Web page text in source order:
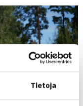
Tietoja